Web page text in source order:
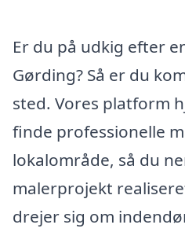
Er du på udkig efter
Gørding? Så er du
sted. Vores platform
finde professionelle
lokalområde, så du
malerprojekt
drejer sig om